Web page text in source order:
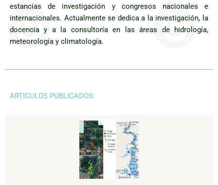
estancias de investigación y congresos nacionales e
internacionales. Actualmente se dedica a la investigación, la
docencia y a la consultoría en las áreas de hidrología,
meteorología y climatología.
ARTICULOS PUBLICADOS: